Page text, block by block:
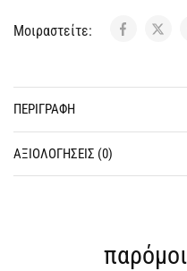
Μοιραστείτε:
ΠΕΡΙΓΡΑΦΉ
ΑΞΙΟΛΟΓΉΣΕΙΣ (0)